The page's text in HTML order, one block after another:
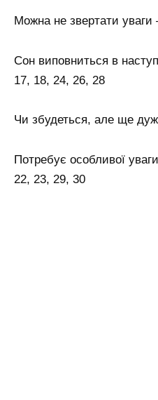
Можна не звертати уваги
Сон виповниться в
17, 18, 24, 26, 28
Чи збудеться, але ще
Потребує особливої
22, 23, 29, 30